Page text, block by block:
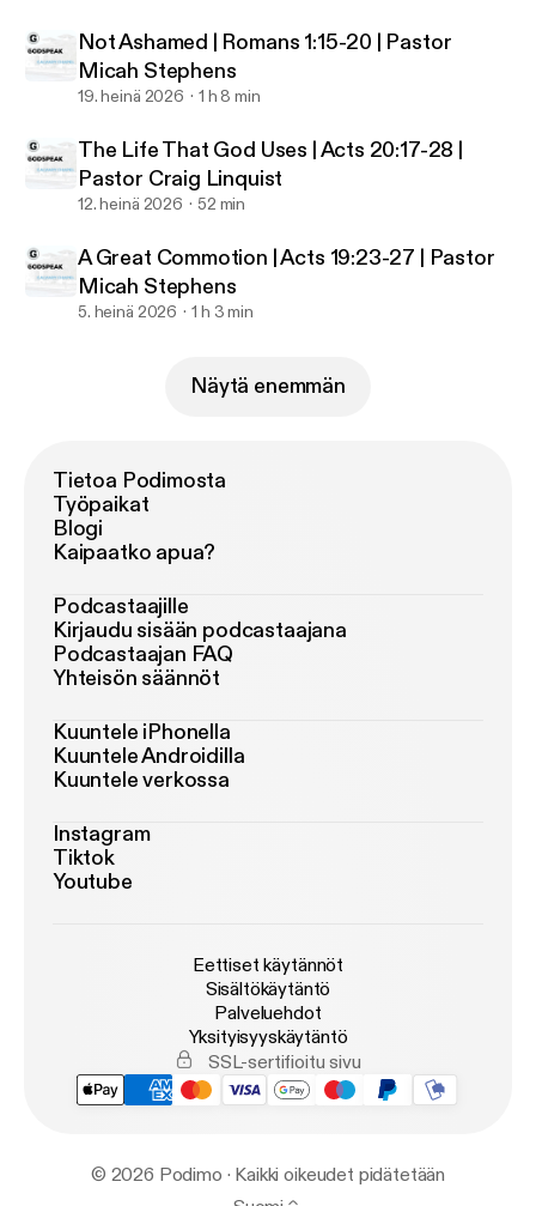
Not Ashamed | Romans 1:15-20 | Pastor
Micah Stephens
19. heinä 2026 1 h 8 min
The Life That God Uses | Acts 20:17-28 |
Pastor Craig Linquist
12. heinä 2026 52 min
A Great Commotion | Acts 19:23-27 | Pastor
Micah Stephens
5. heinä 2026 1 h 3 min
Näytä enemmän
Tietoa Podimosta
Työpaikat
Blogi
Kaipaatko apua?
Podcastaajille
Kirjaudu sisään podcastaajana
Podcastaajan FAQ
Yhteisön säännöt
Kuuntele iPhonella
Kuuntele Androidilla
Kuuntele verkossa
Instagram
Tiktok
Youtube
Eettiset käytännöt
Sisältökäytäntö
Palveluehdot
Yksityisyyskäytäntö
SSL-sertifioitu sivu
© 2026 Podimo · Kaikki oikeudet pidätetään